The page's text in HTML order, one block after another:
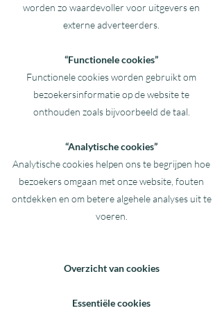
worden zo waardevoller voor uitgevers en
externe adverteerders.
“Functionele cookies”
Functionele cookies worden gebruikt om
bezoekersinformatie op de website te
onthouden zoals bijvoorbeeld de taal.
“Analytische cookies”
Analytische cookies helpen ons te begrijpen hoe
bezoekers omgaan met onze website, fouten
ontdekken en om betere algehele analyses uit te
voeren.
Overzicht van cookies
Essentiële cookies